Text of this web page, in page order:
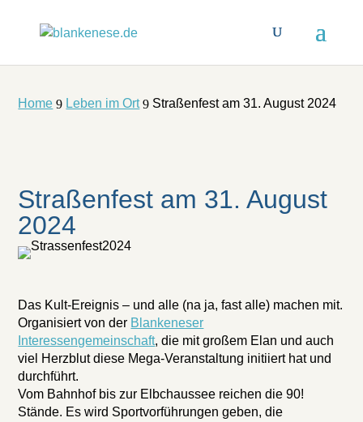
Home 9 Leben im Ort 9 Straßenfest am 31. August 2024
Straßenfest am 31. August
2024
Das Kult-Ereignis – und alle (na ja, fast alle) machen mit.
Organisiert von der Blankeneser
Interessengemeinschaft, die mit großem Elan und auch
viel Herzblut diese Mega-Veranstaltung initiiert hat und
durchführt.
Vom Bahnhof bis zur Elbchaussee reichen die 90!
Stände. Es wird Sportvorführungen geben, die